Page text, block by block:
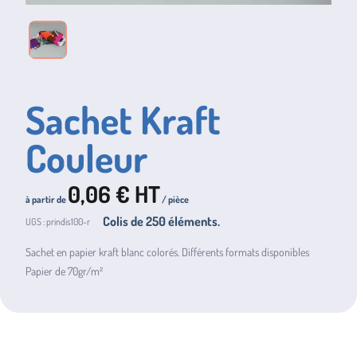
Sachet Kraft
Couleur
à partir de 0,06€ HT/ pièce
UGS :prindis100-r Colis de250éléments.
Sachet en papier kraft blanc colorés. Différents formats disponibles
Papier de 70gr/m²